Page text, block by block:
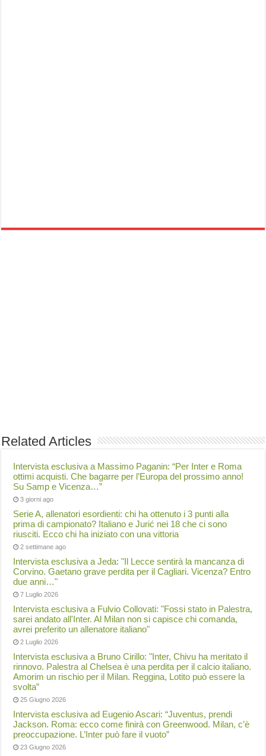
Related Articles
Intervista esclusiva a Massimo Paganin: “Per Inter e Roma
ottimi acquisti. Che bagarre per l’Europa del prossimo anno!
Su Samp e Vicenza…”
3 giorni ago
Serie A, allenatori esordienti: chi ha ottenuto i 3 punti alla
prima di campionato? Italiano e Jurić nei 18 che ci sono
riusciti. Ecco chi ha iniziato con una vittoria
2 settimane ago
Intervista esclusiva a Jeda: "Il Lecce sentirà la mancanza di
Corvino. Gaetano grave perdita per il Cagliari. Vicenza? Entro
due anni…"
7 Luglio 2026
Intervista esclusiva a Fulvio Collovati: "Fossi stato in Palestra,
sarei andato all'Inter. Al Milan non si capisce chi comanda,
avrei preferito un allenatore italiano"
2 Luglio 2026
Intervista esclusiva a Bruno Cirillo: "Inter, Chivu ha meritato il
rinnovo. Palestra al Chelsea è una perdita per il calcio italiano.
Amorim un rischio per il Milan. Reggina, Lotito può essere la
svolta”
25 Giugno 2026
Intervista esclusiva ad Eugenio Ascari: “Juventus, prendi
Jackson. Roma: ecco come finirà con Greenwood. Milan, c’è
preoccupazione. L’Inter può fare il vuoto”
23 Giugno 2026